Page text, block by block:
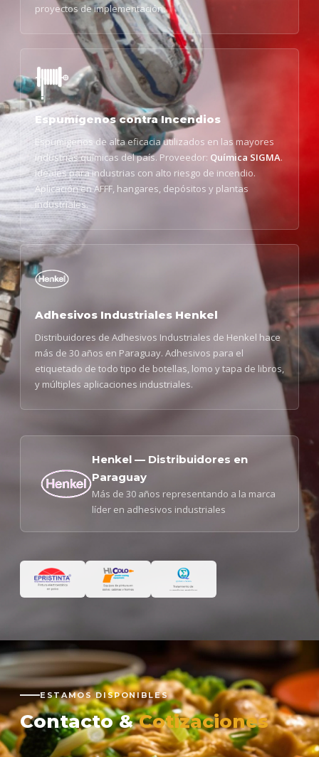
proyectos de implementación.
Espumígenos contra Incendios
Espumígenos de alta eficacia utilizados en las mayores
industrias químicas del país. Proveedor: Química SIGMA.
Ideales para industrias con alto riesgo de incendio.
Aplicación en AFFF, hangares, depósitos y plantas
industriales.
Adhesivos Industriales Henkel
Distribuidores de Adhesivos Industriales de Henkel hace
más de 30 años en Paraguay. Adhesivos para el
etiquetado de todo tipo de botellas, lomo y tapa de libros,
y múltiples aplicaciones industriales.
Henkel — Distribuidores en
Paraguay
Más de 30 años representando a la marca
líder en adhesivos industriales
ESTAMOS DISPONIBLES
Contacto &Cotizaciones